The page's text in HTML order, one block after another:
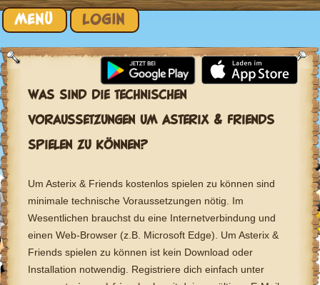
MENÜ LOGIN
Zum Inhalt springen
WAS SIND DIE TECHNISCHEN
VORAUSSETZUNGEN UM ASTERIX & FRIENDS
SPIELEN ZU KÖNNEN?
Um Asterix & Friends kostenlos spielen zu können sind
minimale technische Voraussetzungen nötig. Im
Wesentlichen brauchst du eine Internetverbindung und
einen Web-Browser (z.B. Microsoft Edge). Um Asterix &
Friends spielen zu können ist kein Download oder
Installation notwendig. Registriere dich einfach unter